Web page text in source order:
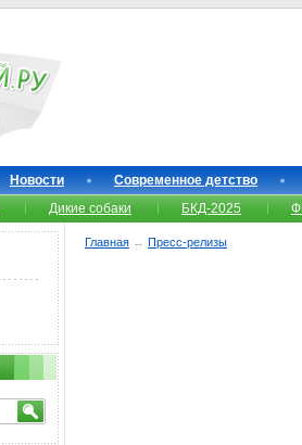
Новости
Современное детство
Дикие собаки БКД-2025
Главная → Пресс-релизы